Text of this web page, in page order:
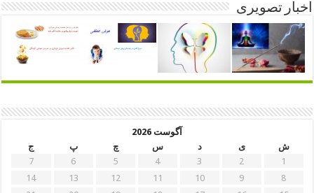
اخبار تصویری
آگوست 2026
ش
ی د س چ پ
ج
1
2
3
4
5
6
7
8
9
10
11
12
13
14